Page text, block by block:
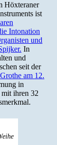
Höxteraner
ist
Intonation
und
In
und
seit der
am 12.
in
ihren 32